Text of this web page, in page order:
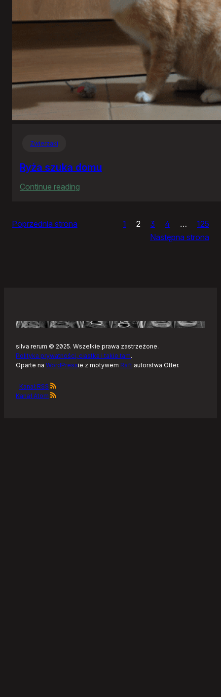
Zwierzaki
Ryża szuka domu
Continue reading
Poprzednia strona 1 2 3 4 …
125
Następna strona
silva rerum © 2025. Wszelkie prawa zastrzeżone.
Polityka prywatności, ciastka i takie tam.
Oparte na WordPressie z motywem Raft autorstwa Otter.
Kanał RSS
Kanał Atom